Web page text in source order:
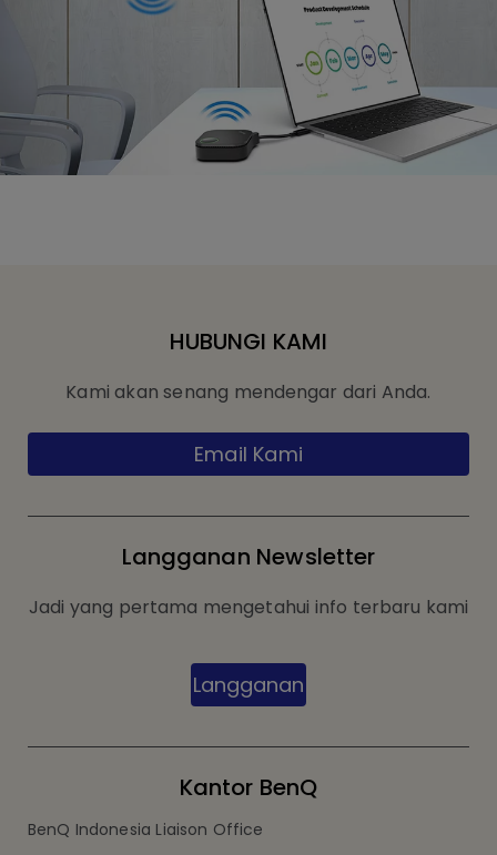
HUBUNGI KAMI
Kami akan senang mendengar dari Anda.
Email Kami
Langganan Newsletter
Jadi yang pertama mengetahui info terbaru kami
Langganan
Kantor BenQ
BenQ Indonesia Liaison Office